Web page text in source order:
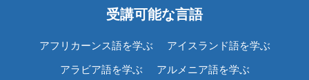
受講可能な言語
アフリカーンス語を学ぶ アイスランド語を学ぶ
アラビア語を学ぶ アルメニア語を学ぶ